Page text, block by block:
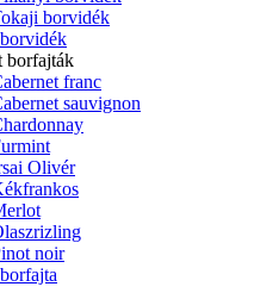
borvidék
borfajták
franc
sauvignon
Olivér
noir